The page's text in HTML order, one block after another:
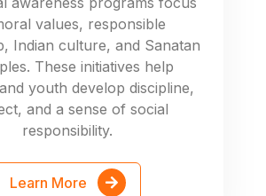
values, responsible
Indian culture, and Sanatan
These initiatives help
youth develop discipline,
and a sense of social
responsibility.
Learn More